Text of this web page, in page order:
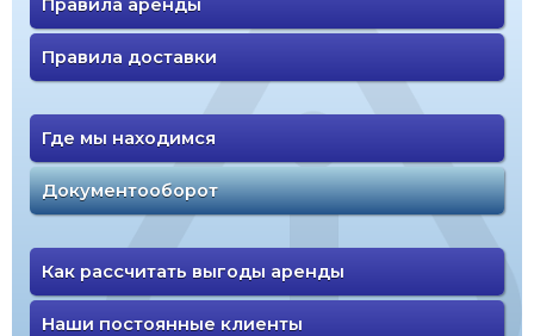
Правила доставки
Где мы находимся
Документооборот
Как рассчитать выгоды аренды
Наши постоянные клиенты